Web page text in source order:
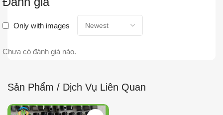
Only with images
Chưa có đánh giá nào.
Sản Phẩm / Dịch Vụ Liên Quan